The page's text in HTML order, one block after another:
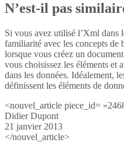
N’est-il pas
Si vous avez utilisé l’Xml dans
familiarité avec les concepts de
lorsque vous créez un
vous choisissez les éléments et
dans les données. Idéalement,
définissent les éléments de
<nouvel_article piece_id=
Didier Dupont
21 janvier 2013
</nouvel_article>